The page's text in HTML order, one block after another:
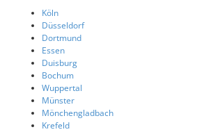
Köln
Düsseldorf
Dortmund
Essen
Duisburg
Bochum
Wuppertal
Münster
Mönchengladbach
Krefeld